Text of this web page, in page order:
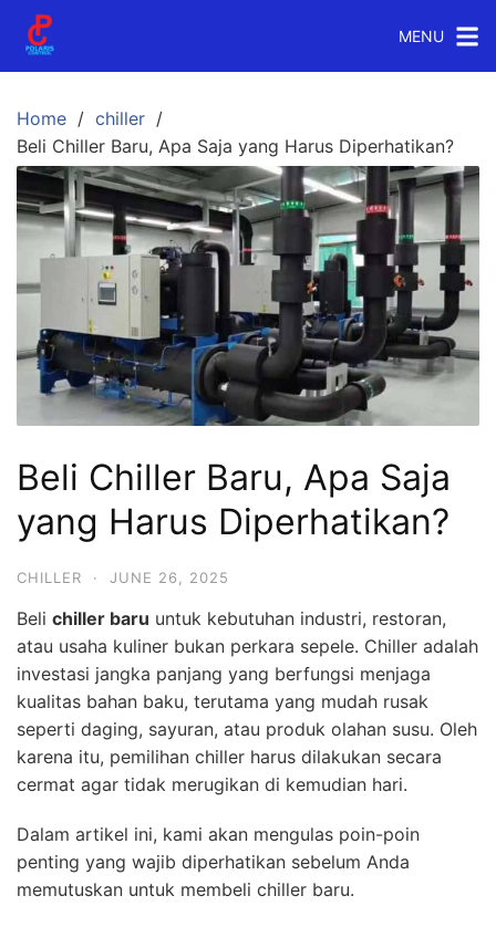
content
MENU
Home
chiller
Beli Chiller Baru, Apa Saja yang Harus Diperhatikan?
Beli Chiller Baru, Apa Saja
yang Harus Diperhatikan?
CHILLER · JUNE 26, 2025
Beli chiller baru untuk kebutuhan industri, restoran,
atau usaha kuliner bukan perkara sepele. Chiller adalah
investasi jangka panjang yang berfungsi menjaga
kualitas bahan baku, terutama yang mudah rusak
seperti daging, sayuran, atau produk olahan susu. Oleh
karena itu, pemilihan chiller harus dilakukan secara
cermat agar tidak merugikan di kemudian hari.
Dalam artikel ini, kami akan mengulas poin-poin
penting yang wajib diperhatikan sebelum Anda
memutuskan untuk membeli chiller baru.